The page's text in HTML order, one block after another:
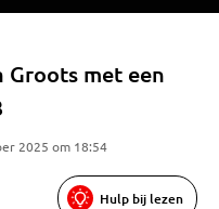
Groots met een
2025 om 18:54
Hulp bij lezen